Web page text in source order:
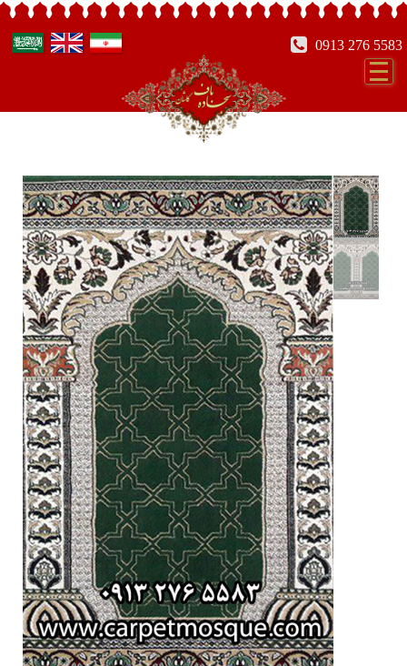
0913 276 5583